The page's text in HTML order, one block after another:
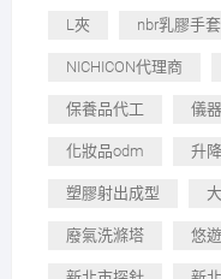
L夾 nbr乳膠手套
NICHICON代理商
保養品代工 儀
化妝品odm 升
塑膠射出成型
廢氣洗滌塔 悠